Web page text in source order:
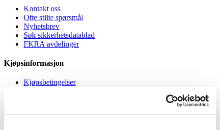
Kontakt oss
Ofte stilte spørsmål
Nyhetsbrev
Søk sikkerhetsdatablad
FKRA avdelinger
Kjøpsinformasjon
Kjøpsbetingelser
Informasjonskapsler